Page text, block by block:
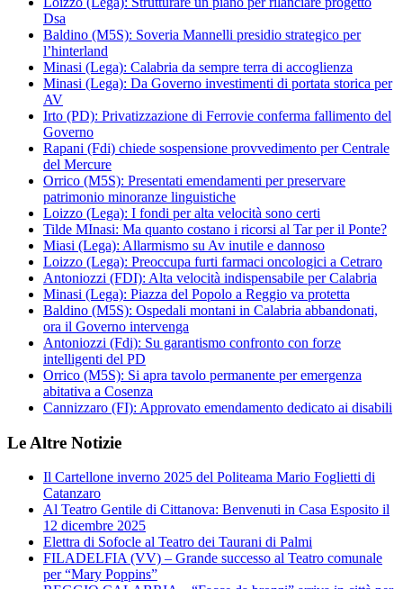
Dsa
Baldino (M5S): Soveria Mannelli presidio strategico per
l’hinterland
Minasi (Lega): Calabria da sempre terra di accoglienza
Minasi (Lega): Da Governo investimenti di portata storica per
AV
Irto (PD): Privatizzazione di Ferrovie conferma fallimento del
Governo
Rapani (Fdi) chiede sospensione provvedimento per Centrale
del Mercure
Orrico (M5S): Presentati emendamenti per preservare
patrimonio minoranze linguistiche
Loizzo (Lega): I fondi per alta velocità sono certi
Tilde MInasi: Ma quanto costano i ricorsi al Tar per il Ponte?
Miasi (Lega): Allarmismo su Av inutile e dannoso
Loizzo (Lega): Preoccupa furti farmaci oncologici a Cetraro
Antoniozzi (FDI): Alta velocità indispensabile per Calabria
Minasi (Lega): Piazza del Popolo a Reggio va protetta
Baldino (M5S): Ospedali montani in Calabria abbandonati,
ora il Governo intervenga
Antoniozzi (Fdi): Su garantismo confronto con forze
intelligenti del PD
Orrico (M5S): Si apra tavolo permanente per emergenza
abitativa a Cosenza
Cannizzaro (FI): Approvato emendamento dedicato ai disabili
Le Altre Notizie
Il Cartellone inverno 2025 del Politeama Mario Foglietti di
Catanzaro
Al Teatro Gentile di Cittanova: Benvenuti in Casa Esposito il
12 dicembre 2025
Elettra di Sofocle al Teatro dei Taurani di Palmi
FILADELFIA (VV) – Grande successo al Teatro comunale
per “Mary Poppins”